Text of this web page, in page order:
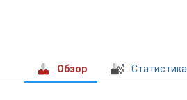
Обзор Статистика